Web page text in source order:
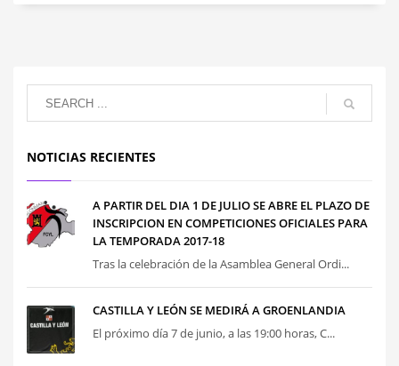
NOTICIAS RECIENTES
A PARTIR DEL DIA 1 DE JULIO SE ABRE EL PLAZO DE
INSCRIPCION EN COMPETICIONES OFICIALES PARA
LA TEMPORADA 2017-18
Tras la celebración de la Asamblea General Ordi...
CASTILLA Y LEÓN SE MEDIRÁ A GROENLANDIA
El próximo día 7 de junio, a las 19:00 horas, C...